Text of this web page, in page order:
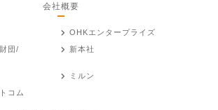
会社概要
OHKエンタープライズ
団/
新本社
ミルン
コム